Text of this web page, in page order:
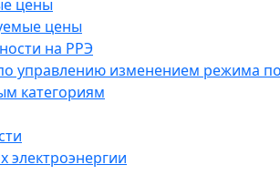
цены
цены
на РРЭ
управлению изменением режима
категориям
электроэнергии